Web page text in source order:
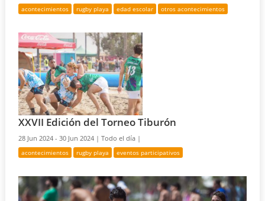
acontecimientos rugby playa edad escolar otros acontecimientos
XXVII Edición del Torneo Tiburón
28 Jun 2024 - 30 Jun 2024 |Todo el día |
acontecimientos rugby playa eventos participativos